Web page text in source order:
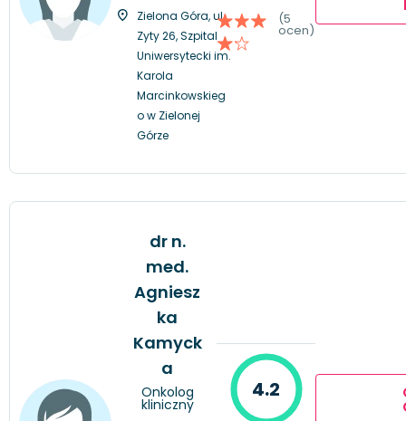
Zielona Góra, ul.
Zyty 26, Szpital
Uniwersytecki im.
Karola
Marcinkowskieg
o w Zielonej
Górze
(5
ocen)
dr n.
med.
Agniesz
ka
Kamyck
a
Onkolog
kliniczny
4.2